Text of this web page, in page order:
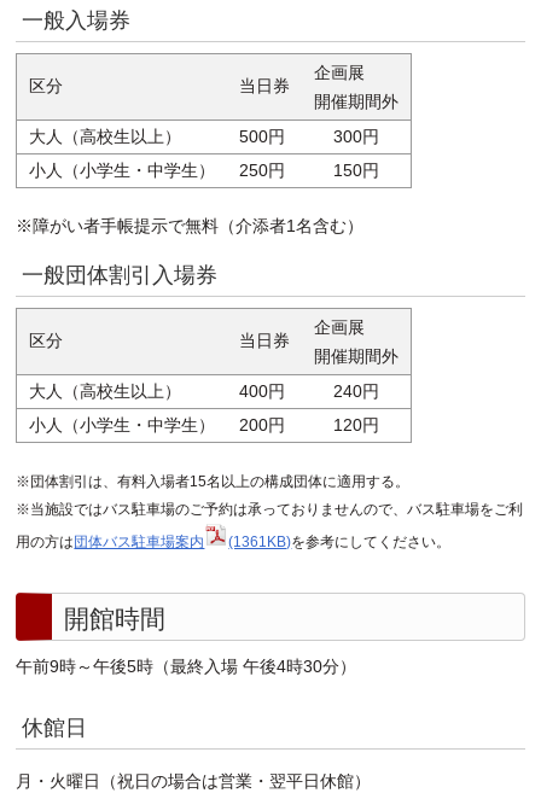
一般入場券
区分 当日券
企画展
開催期間外
大人（高校生以上）
500円
300円
小人（小学生・中学生）
250円 150円
※障がい者手帳提示で無料（介添者1名含む）
一般団体割引入場券
区分 当日券
企画展
開催期間外
大人（高校生以上）
400円
240円
小人（小学生・中学生）
200円 120円
※団体割引は、有料入場者15名以上の構成団体に適用する。
※当施設ではバス駐車場のご予約は承っておりませんので、バス駐車場をご利
用の方は団体バス駐車場案内 (1361KB)を参考にしてください。
開館時間
午前9時～午後5時（最終入場 午後4時30分）
休館日
月・火曜日（祝日の場合は営業・翌平日休館）